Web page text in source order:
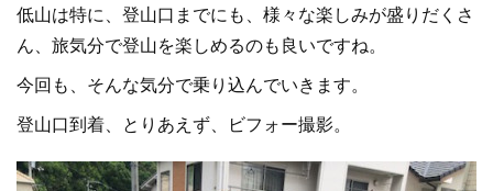
低山は特に、登山口までにも、様々な楽しみが盛りだくさ
ん、旅気分で登山を楽しめるのも良いですね。
今回も、そんな気分で乗り込んでいきます。
登山口到着、とりあえず、ビフォー撮影。